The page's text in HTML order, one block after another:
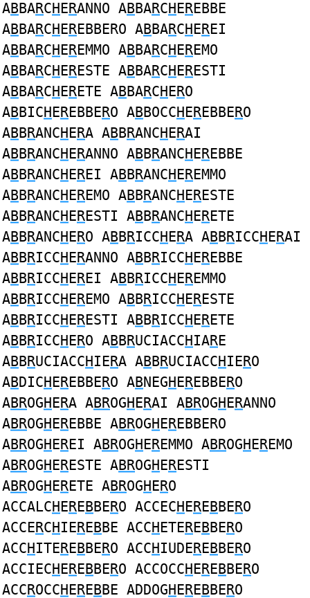
ABBARCHERANNO ABBARCHEREBBE
ABBARCHEREBBERO ABBARCHEREI
ABBARCHEREMMO ABBARCHEREMO
ABBARCHERESTE ABBARCHERESTI
ABBARCHERETE ABBARCHERO
ABBICHEREBBERO ABBOCCHEREBBERO
ABBRANCHERA ABBRANCHERAI
ABBRANCHERANNO ABBRANCHEREBBE
ABBRANCHEREI ABBRANCHEREMMO
ABBRANCHEREMO ABBRANCHERESTE
ABBRANCHERESTI ABBRANCHERETE
ABBRANCHERO ABBRICCHERA ABBRICCHERAI
ABBRICCHERANNO ABBRICCHEREBBE
ABBRICCHEREI ABBRICCHEREMMO
ABBRICCHEREMO ABBRICCHERESTE
ABBRICCHERESTI ABBRICCHERETE
ABBRICCHERO ABBRUCIACCHIARE
ABBRUCIACCHIERA ABBRUCIACCHIERO
ABDICHEREBBERO ABNEGHEREBBERO
ABROGHERA ABROGHERAI ABROGHERANNO
ABROGHEREBBE ABROGHEREBBERO
ABROGHEREI ABROGHEREMMO ABROGHEREMO
ABROGHERESTE ABROGHERESTI
ABROGHERETE ABROGHERO
ACCALCHEREBBERO ACCECHEREBBERO
ACCERCHIEREBBE ACCHETEREBBERO
ACCHITEREBBERO ACCHIUDEREBBERO
ACCIECHEREBBERO ACCOCCHEREBBERO
ACCROCCHEREBBE ADDOGHEREBBERO